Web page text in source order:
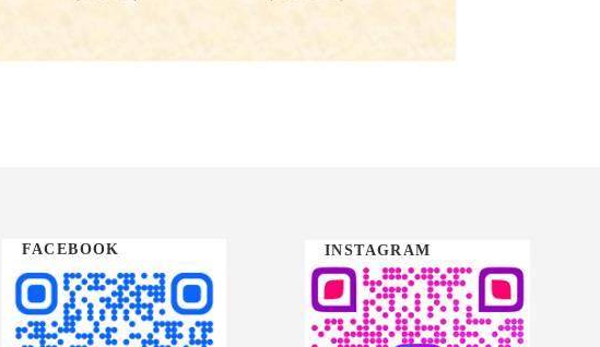
FACEBOOK INSTAGRAM